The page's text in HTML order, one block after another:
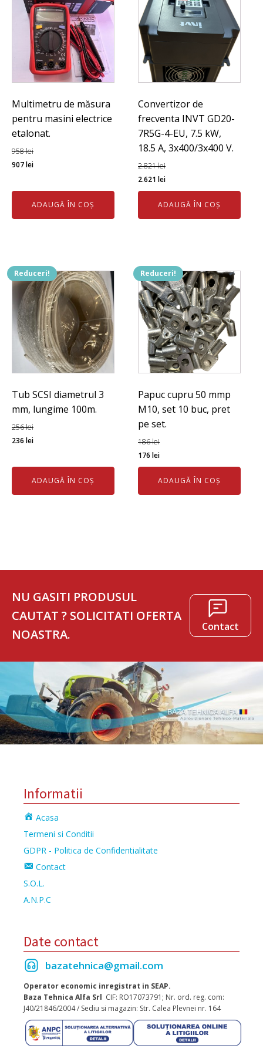
Multimetru de măsura
pentru masini electrice
etalonat.
958lei
Prețul
a
fost:
958 lei.
907leiPrețul
este:
907 lei.
ADAUGĂ ÎN COȘ
Convertizor de
frecventa INVT GD20-
7R5G-4-EU, 7.5 kW,
18.5 A, 3x400/3x400 V.
2.821lei
Prețul
inițial
fost:
2.621leiPrețul
curent
este:
2.621 lei.
ADAUGĂ ÎN COȘ
Reduceri!
Tub SCSI diametrul 3
mm, lungime 100m.
256lei
Prețul
a
fost:
256 lei.
236 leiPrețul
este:
236 lei.
ADAUGĂ ÎN COȘ
Reduceri!
Papuc cupru 50 mmp
M10, set 10 buc, pret
pe set.
186lei
Prețul
inițial
fost:
176leiPrețul
curent
este:
176 lei.
ADAUGĂ ÎN COȘ
NU GASITI PRODUSUL
CAUTAT ? SOLICITATI OFERTA
NOASTRA.
Contact
Informatii
Acasa
Termeni si Conditii
GDPR - Politica de Confidentialitate
Contact
S.O.L.
A.N.P.C
Date contact
bazatehnica@gmail.com
Operator economic inregistrat in SEAP.
Baza Tehnica Alfa Srl CIF: RO17073791; Nr. ord. reg. com:
J40/21846/2004 / Sediu si magazin: Str. Calea Plevnei nr. 164